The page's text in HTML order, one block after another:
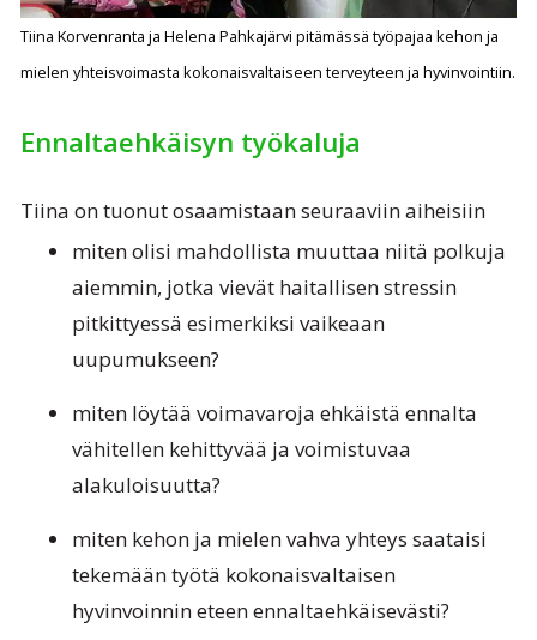
Tiina Korvenranta ja Helena Pahkajärvi pitämässä työpajaa kehon ja
mielen yhteisvoimasta kokonaisvaltaiseen terveyteen ja hyvinvointiin.
Ennaltaehkäisyn työkaluja
Tiina on tuonut osaamistaan seuraaviin aiheisiin
miten olisi mahdollista muuttaa niitä polkuja
aiemmin, jotka vievät haitallisen stressin
pitkittyessä esimerkiksi vaikeaan
uupumukseen?
miten löytää voimavaroja ehkäistä ennalta
vähitellen kehittyvää ja voimistuvaa
alakuloisuutta?
miten kehon ja mielen vahva yhteys saataisi
tekemään työtä kokonaisvaltaisen
hyvinvoinnin eteen ennaltaehkäisevästi?